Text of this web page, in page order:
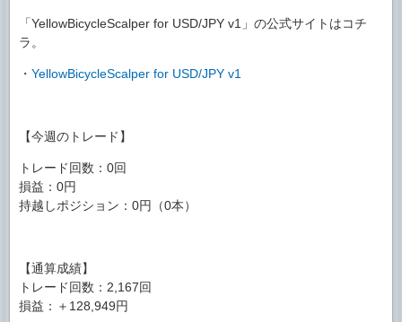
「YellowBicycleScalper for USD/JPY v1」の公式サイトはコチ
ラ。
・ YellowBicycleScalper for USD/JPY v1
【今週のトレード】
トレード回数：0回
損益：0円
持越しポジション：0円（0本）
【通算成績】
トレード回数：2,167回
損益：＋128,949円